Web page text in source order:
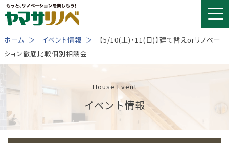
Skip
to
ホーム イベント情報
【5/10(土)・11(日)】建て替えorリノベー
ション徹底比較個別相談会
House Event
イベント情報